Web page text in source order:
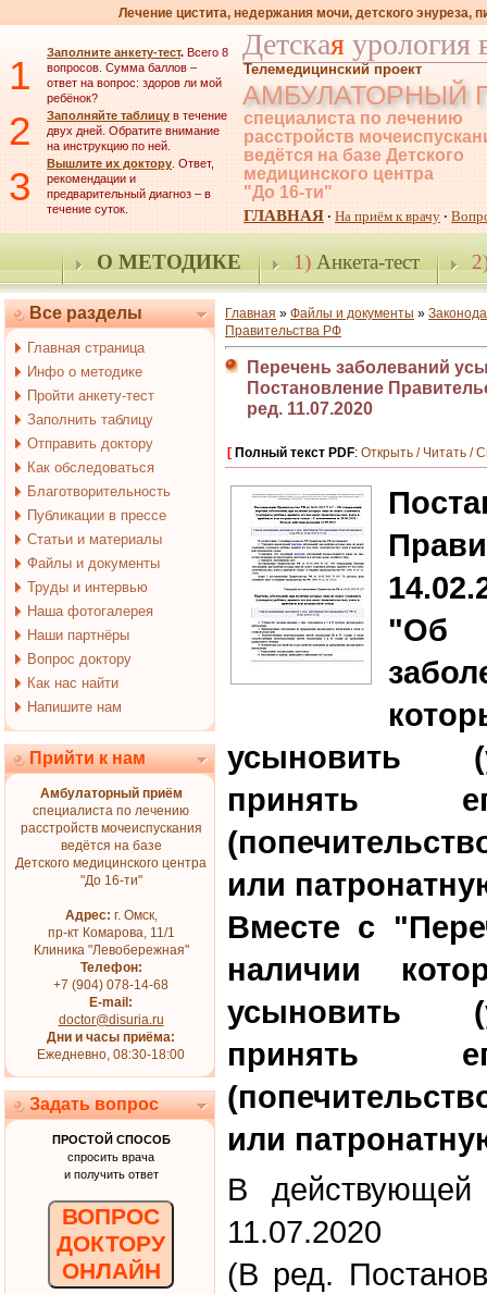
Лечение цистита, недержания мочи, детского энуреза,
1 Заполните анкету-тест. Всего 8
вопросов. Сумма баллов –
ответ на вопрос: здоров ли мой
ребёнок?
2 Заполняйте таблицу в течение
двух дней. Обратите внимание
на инструкцию по ней.
3 Вышлите их доктору. Ответ,
рекомендации и
предварительный диагноз – в
течение суток.
Детская урология
Телемедицинский проект
АМБУЛАТОРНЫЙ
специалиста по лечению
расстройств
ведётся на базе Детского
медицинского центра
"До 16-ти"
ГЛАВНАЯ · На приём к врачу ·
О МЕТОДИКЕ 1)Анкета-тест
Все разделы
Главная страница
Инфо о методике
Пройти анкету-тест
Заполнить таблицу
Отправить доктору
Как обследоваться
Благотворительность
Публикации в прессе
Статьи и материалы
Файлы и документы
Труды и интервью
Наша фотогалерея
Наши партнёры
Вопрос доктору
Как нас найти
Напишите нам
Прийти к нам
Амбулаторный приём
специалиста по лечению
расстройств мочеиспускания
ведётся на базе
Детского медицинского центра
"До 16-ти"
Адрес: г. Омск,
пр-кт Комарова, 11/1
Клиника "Левобережная"
Телефон:
+7 (904) 078-14-68
E-mail:
doctor@disuria.ru
Дни и часы приёма:
Ежедневно, 08:30-18:00
Задать вопрос
ПРОСТОЙ СПОСОБ
спросить врача
и получить ответ
ВОПРОС
ДОКТОРУ
ОНЛАЙН
Главная » Файлы и документы »
Правительства РФ
Перечень заболеваний
Постановление
ред. 11.07.2020
[ Полный текст PDF: Открыть / Читать /
"Об
усыновить
принять
или
Вместе с
наличии
усыновить
принять
или
В действующей
11.07.2020
(В ред.